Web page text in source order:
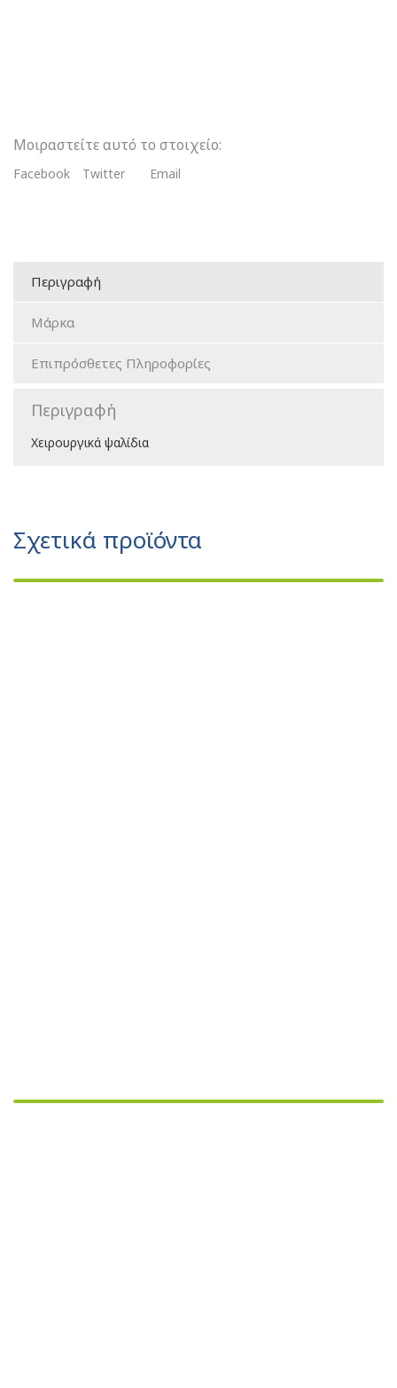
Μοιραστείτε αυτό το στοιχείο:
Facebook Twitter Email
Περιγραφή
Μάρκα
Επιπρόσθετες Πληροφορίες
Περιγραφή
Χειρουργικά ψαλίδια
Σχετικά προϊόντα